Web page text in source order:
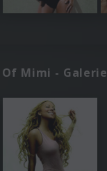
Mimi - Galerie